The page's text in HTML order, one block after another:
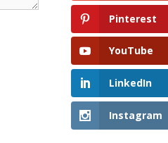
Pinterest
YouTube
LinkedIn
Instagram